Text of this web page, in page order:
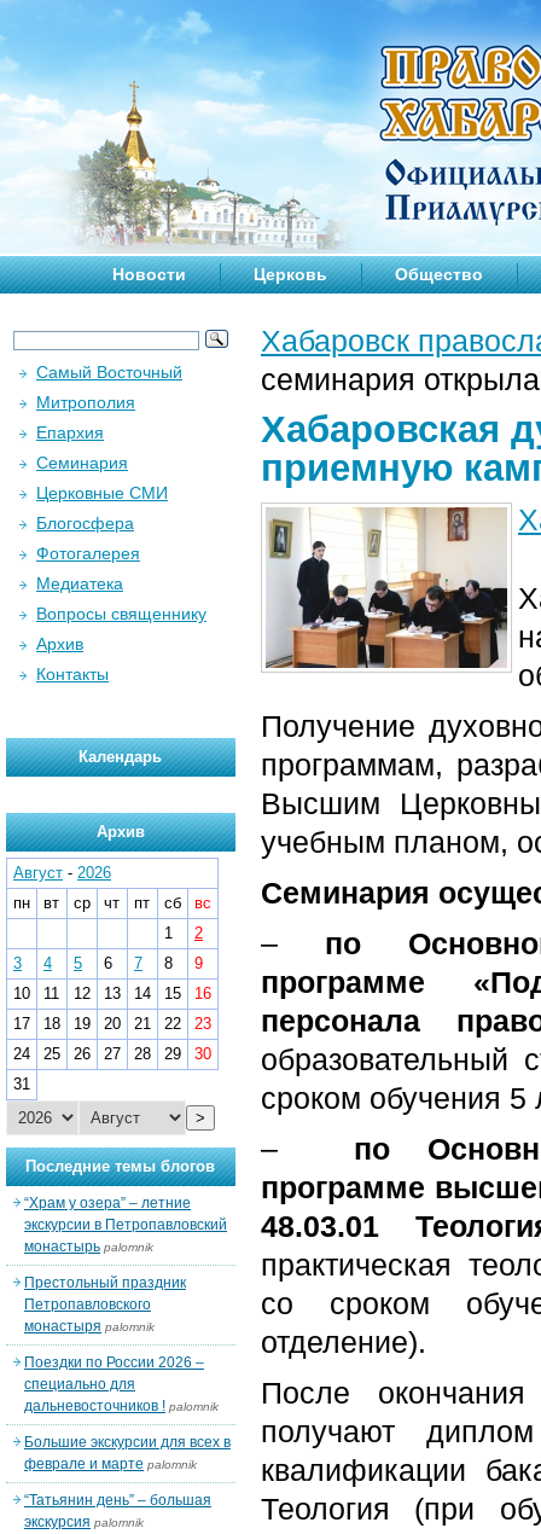
Новости Церковь Общество
Хабаровск
семинария
Хабаровская
приемную
Получение
программам,
Высшим
учебным планом,
Семинария
– по
программе
персонала
образовательный
сроком обучения 5
– по
программе
48.03.01
практическая
со сроком
отделение).
После
получают
квалификации
Теология (при
Самый Восточный
Митрополия
Епархия
Семинария
Церковные СМИ
Блогосфера
Фотогалерея
Медиатека
Вопросы священнику
Архив
Контакты
Календарь
Архив
Август - 2026
пн
вт ср чт пт сб
вс
1
2
3
4 5 6 7 8
9
10
11 12 13 14 15
16
17
18 19 20 21 22
23
24
25 26 27 28 29
30
31
>
Последние темы блогов
“Храм у озера” – летние
экскурсии в Петропавловский
монастырь palomnik
Престольный праздник
Петропавловского
монастыря palomnik
Поездки по России 2026 –
специально для
дальневосточников ! palomnik
Большие экскурсии для всех в
феврале и марте palomnik
“Татьянин день” – большая
экскурсия palomnik